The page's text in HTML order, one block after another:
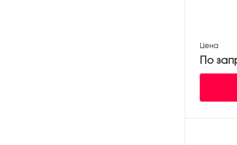
Цена
По